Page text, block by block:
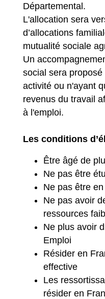
Départemental.
L'allocation sera
d’allocations
mutualité sociale
Un
social sera
activité ou n'ayant
revenus du travail
à l'emploi.
Les conditions
Être âgé de
Ne pas être
Ne pas être
Ne pas avoir
ressources
Ne plus avoir
Emploi
Résider en
effective
Les
résider en